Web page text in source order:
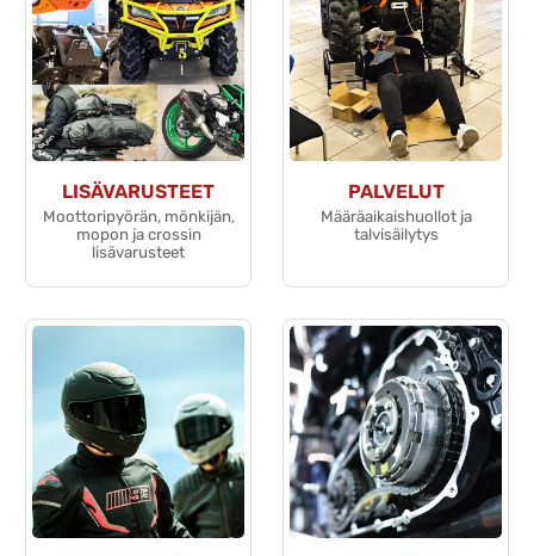
LISÄVARUSTEET
Moottoripyörän, mönkijän,
mopon ja crossin
lisävarusteet
PALVELUT
Määräaikaishuollot ja
talvisäilytys